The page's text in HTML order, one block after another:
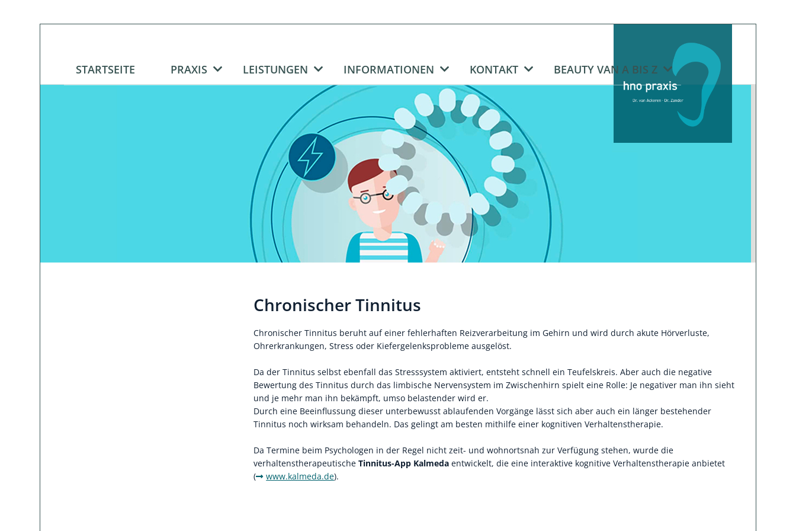
STARTSEITE PRAXIS LEISTUNGEN INFORMATIONEN KONTAKT BEAUTY VAN A BIS Z
Chronischer Tinnitus
Chronischer Tinnitus beruht auf einer fehlerhaften Reizverarbeitung im Gehirn und wird durch akute Hörverluste,
Ohrerkrankungen, Stress oder Kiefergelenksprobleme ausgelöst.
Da der Tinnitus selbst ebenfall das Stresssystem aktiviert, entsteht schnell ein Teufelskreis. Aber auch die negative
Bewertung des Tinnitus durch das limbische Nervensystem im Zwischenhirn spielt eine Rolle: Je negativer man ihn sieht
und je mehr man ihn bekämpft, umso belastender wird er.
Durch eine Beeinflussung dieser unterbewusst ablaufenden Vorgänge lässt sich aber auch ein länger bestehender
Tinnitus noch wirksam behandeln. Das gelingt am besten mithilfe einer kognitiven Verhaltenstherapie.
Da Termine beim Psychologen in der Regel nicht zeit- und wohnortsnah zur Verfügung stehen, wurde die
verhaltenstherapeutischeTinnitus-App Kalmeda entwickelt, die eine interaktive kognitive Verhaltenstherapie anbietet
(
www.kalmeda.de).